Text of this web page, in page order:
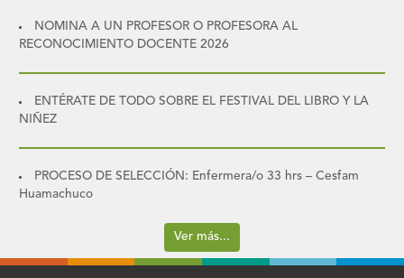
NOMINA A UN PROFESOR O PROFESORA AL
RECONOCIMIENTO DOCENTE 2026
ENTÉRATE DE TODO SOBRE EL FESTIVAL DEL LIBRO Y LA
NIÑEZ
PROCESO DE SELECCIÓN: Enfermera/o 33 hrs – Cesfam
Huamachuco
Ver más...